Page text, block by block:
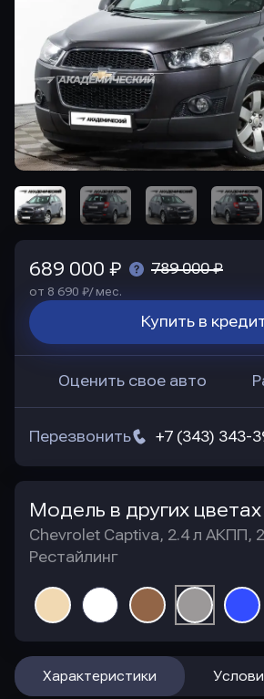
689 000 ₽ 789 000 ₽
от 8 690 ₽/ мес.
Купить в
Оценить свое авто
+7 (343) 343-
Перезвонить
Модель в других цветах
Chevrolet Captiva, 2.4 л АКПП,
Рестайлинг
Характеристики